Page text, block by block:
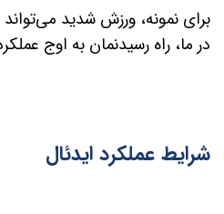
برای نمونه، ورزش شدید
در ما، راه رسیدنمان به اوج
شرایط عملکرد ایدئال